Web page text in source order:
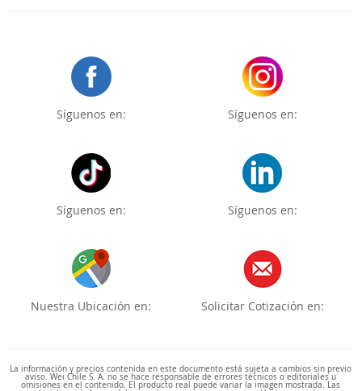
Síguenos en: Síguenos en:
Síguenos en: Síguenos en:
Nuestra Ubicación en: Solicitar Cotización en:
La información y precios contenida en este documento está sujeta a cambios sin previo
aviso. Wei Chile S. A. no se hace responsable de errores técnicos o editoriales u
omisiones en el contenido. El producto real puede variar la imagen mostrada. Las